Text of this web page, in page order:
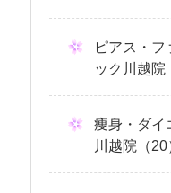
ピアス・フ
ック川越院
痩身・ダイ
川越院（20